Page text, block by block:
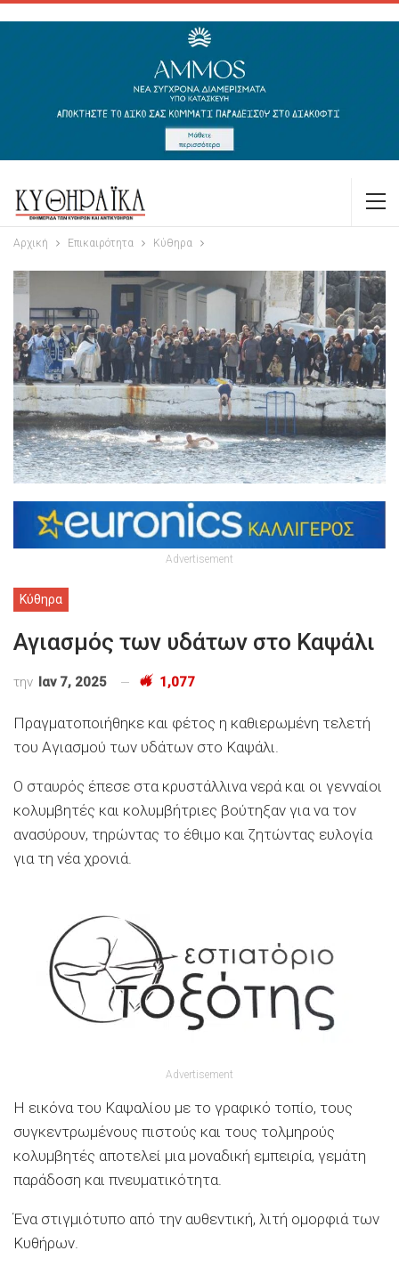
Αρχική Επικαιρότητα Κύθηρα
Advertisement
Κύθηρα
Αγιασμός των υδάτων στο Καψάλι
την Ιαν 7, 2025 1,077
Πραγματοποιήθηκε και φέτος η καθιερωμένη τελετή
του Αγιασμού των υδάτων στο Καψάλι.
Ο σταυρός έπεσε στα κρυστάλλινα νερά και οι γενναίοι
κολυμβητές και κολυμβήτριες βούτηξαν για να τον
ανασύρουν, τηρώντας το έθιμο και ζητώντας ευλογία
για τη νέα χρονιά.
Advertisement
Η εικόνα του Καψαλίου με το γραφικό τοπίο, τους
συγκεντρωμένους πιστούς και τους τολμηρούς
κολυμβητές αποτελεί μια μοναδική εμπειρία, γεμάτη
παράδοση και πνευματικότητα.
Ένα στιγμιότυπο από την αυθεντική, λιτή ομορφιά των
Κυθήρων.